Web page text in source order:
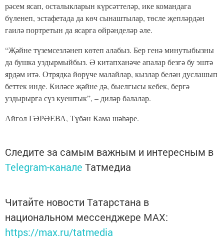
рәсем ясап, осталыкларын күрсәттеләр, ике командага
бүленеп, эстафетада да көч сынаштылар, төсле җепләрдән
гаилә портретын да ясарга өйрәнделәр әле.
“Җәйне түземсезләнеп көтеп алабыз. Бер генә минутыбызны
да бушка уздырмыйбыз. Ә китапханәче апалар безгә бу эштә
ярдәм итә. Отрядка йөрүче малайлар, кызлар белән дуслашып
беттек инде. Киләсе җәйне дә, быелгысы кебек, бергә
уздырырга сүз куештык”, – диләр балалар.
Айгөл ГӘРӘЕВА, Түбән Кама шәһәре.
Следите за самым важным и интересным в
Telegram-канале Татмедиа
Читайте новости Татарстана в
национальном мессенджере MАХ:
https://max.ru/tatmedia